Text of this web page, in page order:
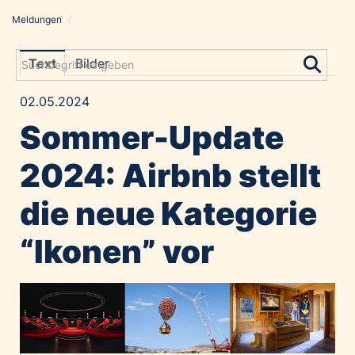
Grayling Agentur
Alawyer
Amadeus Austrian Music Awards
Bolt
Constantia Flexibles
Costa Kreuzfahrten
Emirates
Expo 2025 Osaka
Financial Times
GE HealthCare
Meldungen /
Text Bilder
02.05.2024
Sommer-Update
2024: Airbnb stellt
die neue Kategorie
“Ikonen” vor